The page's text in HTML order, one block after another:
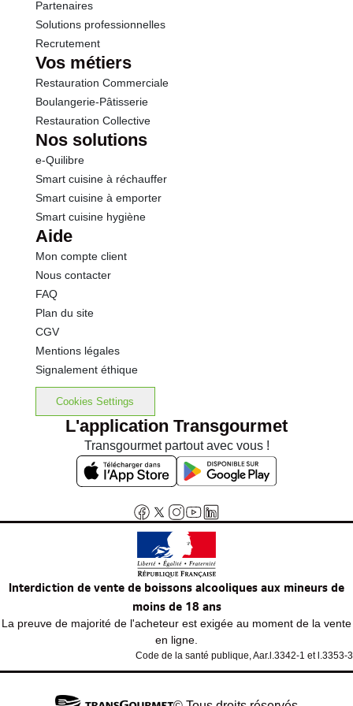
Partenaires
Solutions professionnelles
Recrutement
Vos métiers
Restauration Commerciale
Boulangerie-Pâtisserie
Restauration Collective
Nos solutions
e-Quilibre
Smart cuisine à réchauffer
Smart cuisine à emporter
Smart cuisine hygiène
Aide
Mon compte client
Nous contacter
FAQ
Plan du site
CGV
Mentions légales
Signalement éthique
Cookies Settings
L'application Transgourmet
Transgourmet partout avec vous !
Interdiction de vente de boissons alcooliques aux mineurs de
moins de 18 ans
La preuve de majorité de l'acheteur est exigée au moment de la vente
en ligne.
Code de la santé publique, Aar.l.3342-1 et l.3353-3